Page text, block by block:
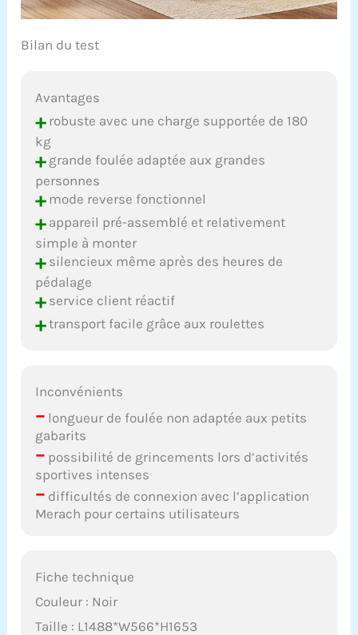
Bilan du test
Avantages
+robuste avec une charge supportée de 180
kg
+grande foulée adaptée aux grandes
personnes
+mode reverse fonctionnel
+appareil pré-assemblé et relativement
simple à monter
+silencieux même après des heures de
pédalage
+service client réactif
+transport facile grâce aux roulettes
Inconvénients
– longueur de foulée non adaptée aux petits
gabarits
– possibilité de grincements lors d’activités
sportives intenses
– difficultés de connexion avec l’application
Merach pour certains utilisateurs
Fiche technique
Couleur : Noir
Taille : L1488*W566*H1653